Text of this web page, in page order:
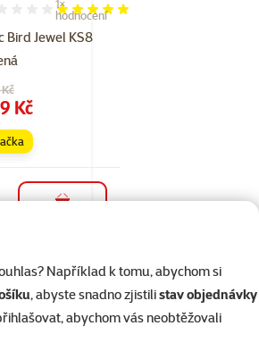
Například k tomu, abychom si
, abyste snadno zjistilistav objednávky
abychom vás neobtěžovali
Bird Jewel KS8
100%, počet hodnocení: 1
1×
hodnocení
cena
Kč
úchyt
BIRD
0%